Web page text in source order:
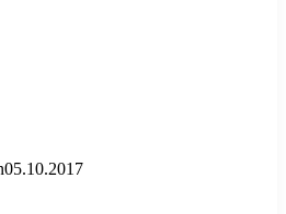
05.10.2017